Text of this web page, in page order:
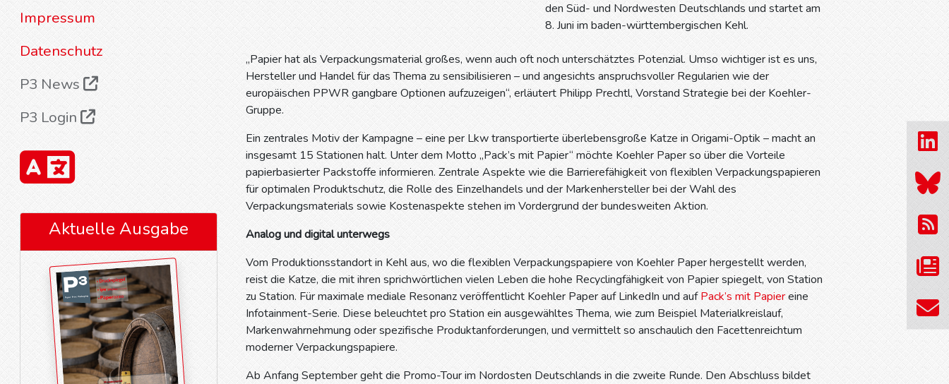
Impressum
Datenschutz
P3 News
P3 Login
Aktuelle Ausgabe
den Süd- und Nordwesten Deutschlands und startet am
8. Juni im baden-württembergischen Kehl.
„Papier hat als Verpackungsmaterial großes, wenn auch oft noch unterschätztes Potenzial. Umso wichtiger ist es uns,
Hersteller und Handel für das Thema zu sensibilisieren – und angesichts anspruchsvoller Regularien wie der
europäischen PPWR gangbare Optionen aufzuzeigen“, erläutert Philipp Prechtl, Vorstand Strategie bei der Koehler-
Gruppe.
Ein zentrales Motiv der Kampagne – eine per Lkw transportierte überlebensgroße Katze in Origami-Optik – macht an
insgesamt 15 Stationen halt. Unter dem Motto „Pack’s mit Papier“ möchte Koehler Paper so über die Vorteile
papierbasierter Packstoffe informieren. Zentrale Aspekte wie die Barrierefähigkeit von flexiblen Verpackungspapieren
für optimalen Produktschutz, die Rolle des Einzelhandels und der Markenhersteller bei der Wahl des
Verpackungsmaterials sowie Kostenaspekte stehen im Vordergrund der bundesweiten Aktion.
Analog und digital unterwegs
Vom Produktionsstandort in Kehl aus, wo die flexiblen Verpackungspapiere von Koehler Paper hergestellt werden,
reist die Katze, die mit ihren sprichwörtlichen vielen Leben die hohe Recyclingfähigkeit von Papier spiegelt, von Station
zu Station. Für maximale mediale Resonanz veröffentlicht Koehler Paper auf LinkedIn und aufPack’s mit Papiereine
Infotainment-Serie. Diese beleuchtet pro Station ein ausgewähltes Thema, wie zum Beispiel Materialkreislauf,
Markenwahrnehmung oder spezifische Produktanforderungen, und vermittelt so anschaulich den Facettenreichtum
moderner Verpackungspapiere.
Ab Anfang September geht die Promo-Tour im Nordosten Deutschlands in die zweite Runde. Den Abschluss bildet